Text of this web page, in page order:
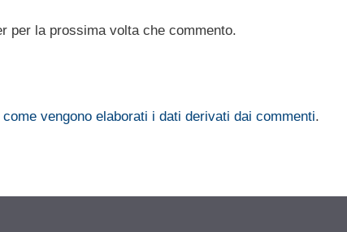
per la prossima volta che commento.
come vengono elaborati i dati derivati dai commenti.